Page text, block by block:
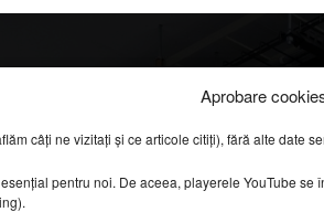
Aprobare
câți ne vizitați și ce articole citiți), fără alte date
pentru noi. De aceea, playerele YouTube se
Info
DESPRE NOI
CONFIDENȚIALITATE &